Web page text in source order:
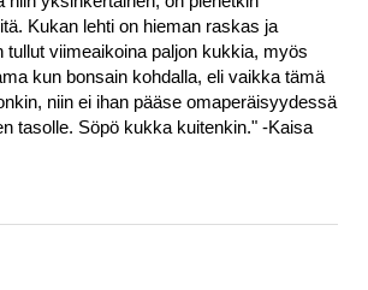
Kukan lehti on hieman raskas ja
tullut viimeaikoina paljon kukkia, myös
kun bonsain kohdalla, eli vaikka tämä
niin ei ihan pääse omaperäisyydessä
tasolle. Söpö kukka kuitenkin." -Kaisa